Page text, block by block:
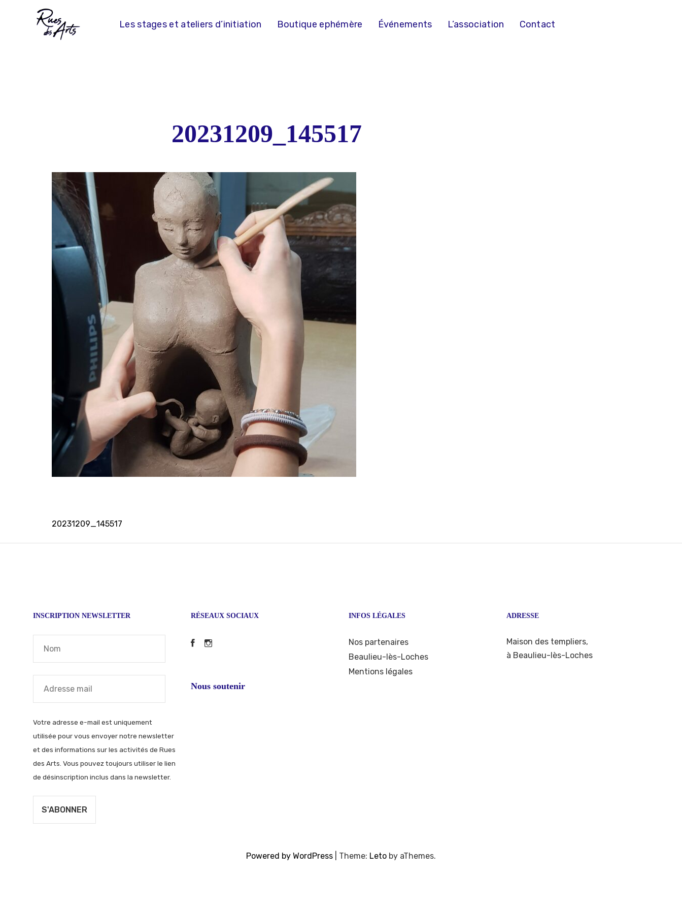
Les stages et ateliers d’initiation Boutique ephémère Événements L’association Contact
20231209_145517
Navigation
de
20231209_145517
INSCRIPTION NEWSLETTER
Votre adresse e-mail est uniquement
utilisée pour vous envoyer notre newsletter
et des informations sur les activités de Rues
des Arts. Vous pouvez toujours utiliser le lien
de désinscription inclus dans la newsletter.
RÉSEAUX SOCIAUX
Facebook
Instagram
Nous soutenir
INFOS LÉGALES
Nos partenaires
Beaulieu-lès-Loches
Mentions légales
ADRESSE
Maison des templiers,
à Beaulieu-lès-Loches
Powered by WordPress Theme: Leto by aThemes.